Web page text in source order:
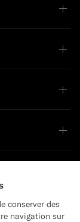
conserver des
navigation sur